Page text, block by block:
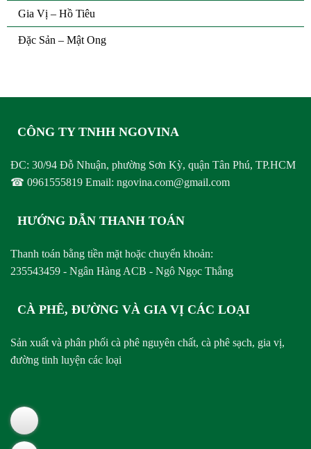
Gia Vị – Hồ Tiêu
Đặc Sản – Mật Ong
CÔNG TY TNHH NGOVINA
ĐC: 30/94 Đỗ Nhuận, phường Sơn Kỳ, quận Tân Phú, TP.HCM
☎ 0961555819 Email: ngovina.com@gmail.com
HƯỚNG DẪN THANH TOÁN
Thanh toán bằng tiền mặt hoặc chuyển khoản:
235543459 - Ngân Hàng ACB - Ngô Ngọc Thắng
CÀ PHÊ, ĐƯỜNG VÀ GIA VỊ CÁC LOẠI
Sản xuất và phân phối cà phê nguyên chất, cà phê sạch, gia vị,
đường tinh luyện các loại